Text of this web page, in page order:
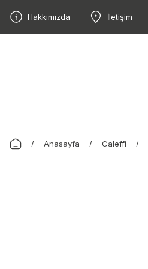
Hakkımızda İletişim
Anasayfa Caleffi